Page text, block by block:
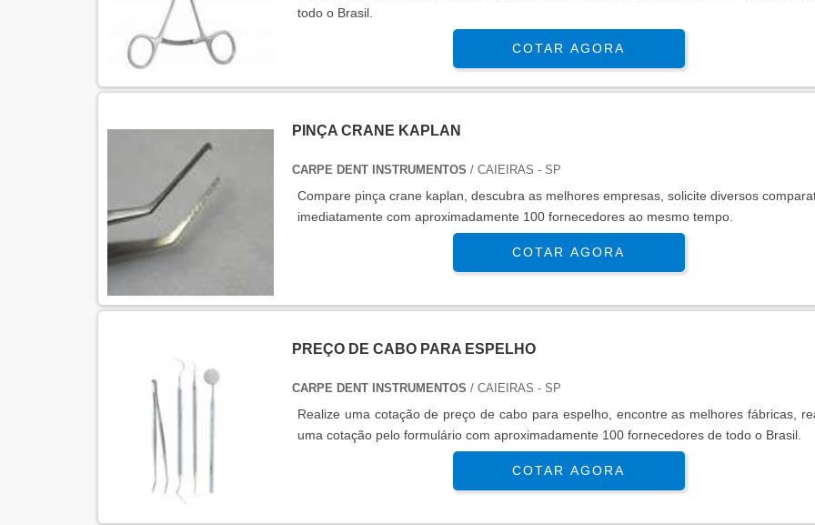
todo o Brasil.
COTAR AGORA
PINÇA CRANE KAPLAN
CARPE DENT INSTRUMENTOS / CAIEIRAS - SP
Compare pinça crane kaplan, descubra as melhores empresas, solicite diversos
imediatamente com aproximadamente 100 fornecedores ao mesmo tempo.
COTAR AGORA
PREÇO DE CABO PARA ESPELHO
CARPE DENT INSTRUMENTOS / CAIEIRAS - SP
Realize uma cotação de preço de cabo para espelho, encontre as melhores fábricas,
uma cotação pelo formulário com aproximadamente 100 fornecedores de todo o Brasil.
COTAR AGORA